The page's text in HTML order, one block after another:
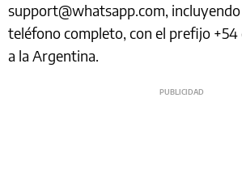
support@whatsapp.com,
teléfono completo, con el prefijo
a la Argentina.